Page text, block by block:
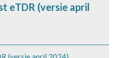
eTDR (versie april